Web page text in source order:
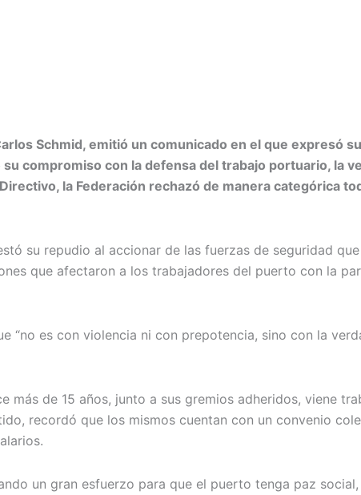
Schmid, emitió un comunicado en el que expresó
compromiso con la defensa del trabajo portuario, la
la Federación rechazó de manera categórica
su repudio al accionar de las fuerzas de seguridad
que afectaron a los trabajadores del puerto con la
“no es con violencia ni con prepotencia, sino con la
más de 15 años, junto a sus gremios adheridos, viene
recordó que los mismos cuentan con un convenio
un gran esfuerzo para que el puerto tenga paz